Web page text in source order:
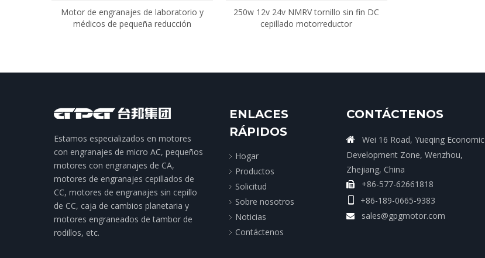
Motor de engranajes de laboratorio y
médicos de pequeña reducción
250w 12v 24v NMRV tornillo sin fin DC
cepillado motorreductor
Estamos especializados en motores
con engranajes de micro AC, pequeños
motores con engranajes de CA,
motores de engranajes cepillados de
CC, motores de engranajes sin cepillo
de CC, caja de cambios planetaria y
motores engraneados de tambor de
rodillos, etc.
ENLACES
RÁPIDOS
Hogar
Productos
Solicitud
Sobre nosotros
Noticias
Contáctenos
CONTÁCTENOS
 Wei 16 Road, Yueqing Economic
Development Zone, Wenzhou,
Zhejiang, China
 +86-577-62661818
+86-189-0665-9383
 sales@gpgmotor.com